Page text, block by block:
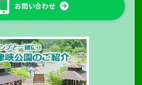
お問い合わせ